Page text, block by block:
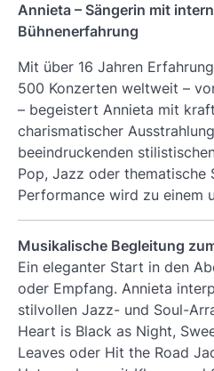
Annieta – Sängerin mit
Bühnenerfahrung
Mit über 16 Jahren
500 Konzerten weltweit –
– begeistert Annieta mit
charismatischer
beeindruckenden
Pop, Jazz oder thematische
Performance wird zu einem
Musikalische Begleitung
Ein eleganter Start in den
oder Empfang. Annieta
stilvollen Jazz- und Soul-
Heart is Black as Night,
Leaves oder Hit the Road